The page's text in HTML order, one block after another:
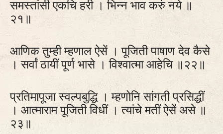
समस्तांसी एकचि हरी । भिन्न भाव करुं नये ॥
२१॥
आणिक तुम्ही म्हणाल ऐसें । पूजिती पाषाण देव कैसे
। सर्वां ठायीं पूर्ण भासे । विश्वात्मा आहेचि ॥२२॥
प्रतिमापूजा स्वल्पबुद्धि । म्हणोनि सांगती प्रसिद्धीं
। आत्माराम पूजिती विधीं । त्यांचे मतीं ऐसें असे ॥
२३॥